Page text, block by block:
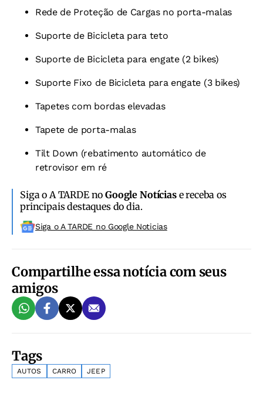
Rede de Proteção de Cargas no porta-malas
Suporte de Bicicleta para teto
Suporte de Bicicleta para engate (2 bikes)
Suporte Fixo de Bicicleta para engate (3 bikes)
Tapetes com bordas elevadas
Tapete de porta-malas
Tilt Down (rebatimento automático de
retrovisor em ré
Siga o A TARDE noGoogle Notíciase receba os
principais destaques do dia.
Siga o A TARDE no Google Noticias
Compartilhe essa notícia com seus
amigos
Tags
AUTOS CARRO JEEP